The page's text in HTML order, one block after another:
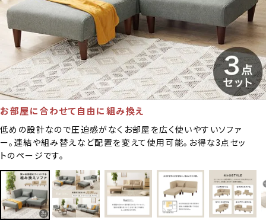
お部屋に合わせて自由に組み換え
低めの設計なので圧迫感がなくお部屋を広く使いやすいソファ
ー。連結や組み替えなど配置を変えて使用可能。お得な3点セッ
トのページです。